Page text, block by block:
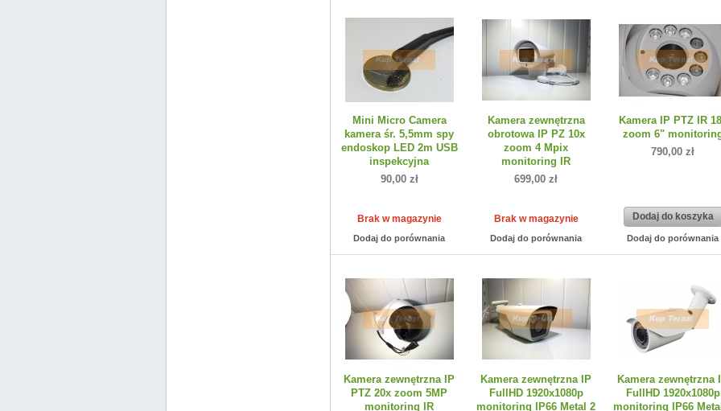
Mini Micro Camera
kamera śr. 5,5mm spy
endoskop LED 2m USB
inspekcyjna
90,00 zł
Brak w magazynie
Dodaj do porównania
Kamera zewnętrzna
obrotowa IP PZ 10x
zoom 4 Mpix
monitoring IR
699,00 zł
Brak w magazynie
Dodaj do porównania
Kamera IP PTZ IR
zoom 6"
790,00 zł
Dodaj do koszyka
Dodaj do porównania
Kamera zewnętrzna IP
PTZ 20x zoom 5MP
monitoring IR
Kamera zewnętrzna IP
FullHD 1920x1080p
monitoring IP66 Metal 2
Kamera zewnętrzna
FullHD 1920x1080p
monitoring IP66